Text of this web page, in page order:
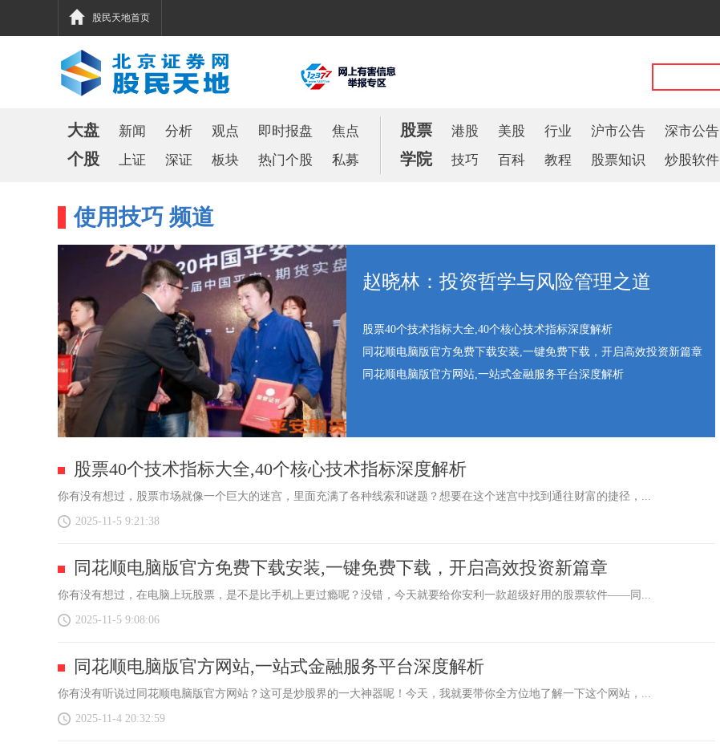
股民天地首页
大盘 新闻 分析 观点 即时报盘 焦点
个股 上证 深证 板块 热门个股 私募
股票 港股 美股 行业 沪市公告 深市公告
学院 技巧 百科 教程 股票知识 炒股软件
使用技巧 频道
赵晓林：投资哲学与风险管理之道
股票40个技术指标大全,40个核心技术指标深度解析
同花顺电脑版官方免费下载安装,一键免费下载，开启高效投资新篇章
同花顺电脑版官方网站,一站式金融服务平台深度解析
股票40个技术指标大全,40个核心技术指标深度解析
你有没有想过，股票市场就像一个巨大的迷宫，里面充满了各种线索和谜题？想要在这个迷宫中找到通往财富的捷径，...
2025-11-5 9:21:38
同花顺电脑版官方免费下载安装,一键免费下载，开启高效投资新篇章
你有没有想过，在电脑上玩股票，是不是比手机上更过瘾呢？没错，今天就要给你安利一款超级好用的股票软件——同...
2025-11-5 9:08:06
同花顺电脑版官方网站,一站式金融服务平台深度解析
你有没有听说过同花顺电脑版官方网站？这可是炒股界的一大神器呢！今天，我就要带你全方位地了解一下这个网站，...
2025-11-4 20:32:59